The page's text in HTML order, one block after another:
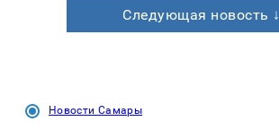
Следующая новость ↓
Новости Самары